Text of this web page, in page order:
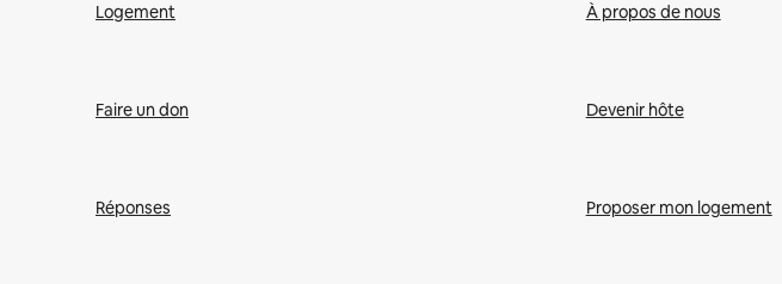
Logement À propos de nous
Faire un don Devenir hôte
Réponses Proposer mon logement